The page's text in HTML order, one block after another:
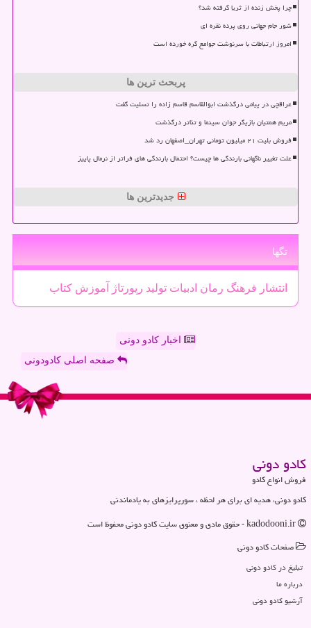
چرا پخش زنده از ثریا گرفته شد؟
شور جام جهانی روی پرده نقره ای
امروز ارتباطات با سرنوشت جوامع گره خورده است
پربحث ترین ها
عراقچی در پیامی درگذشت ابوالقاسم قاسم زاده را تسلیت گفت
مریم همتیان بازیگر جوان سینما و تئاتر درگذشت
فروش بلیت ۲۱ میلیون تومانی تهران_اصفهان رد شد
علت تغییر ناگهانی بارندگی ها چیست؟ احتمال بارندگی های فراتر از نرمال پاییز
جدیدترین ها
تگها
انتشار فرهنگ رمان ادبیات تولید رپورتاژ آموزش كتاب
اخبار کادو دونی
صفحه اصلی کادودونی
كادو دونی
فروش انواع کادو
کادو دونی، هدیه ای برای هر لحظه ، سورپرایزهای به یادماندنی
صفحات كادو دونی
تبلیغ در كادو دونی
درباره ما
آرشیو كادو دونی